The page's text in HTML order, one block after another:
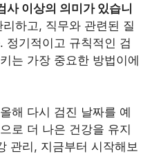
사 이상의 의미가 있습니
하고, 직무와 관련된 질
정기적이고 규칙적인 검
는 가장 중요한 방법이에
해 다시 검진 날짜를 예
로 더 나은 건강을 유지
관리, 지금부터 시작해보